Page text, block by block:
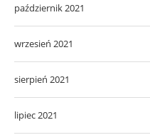
październik 2021
wrzesień 2021
sierpień 2021
lipiec 2021